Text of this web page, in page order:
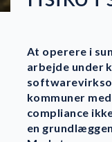
At operere i
arbejde under
kommuner
compliance
en